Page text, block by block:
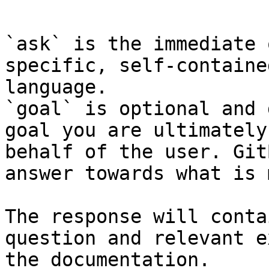
`ask` is the
specific, self-
language.
`goal` is optional and
goal you are
behalf of the user.
answer towards what
The response will
question and relevant
the documentation.